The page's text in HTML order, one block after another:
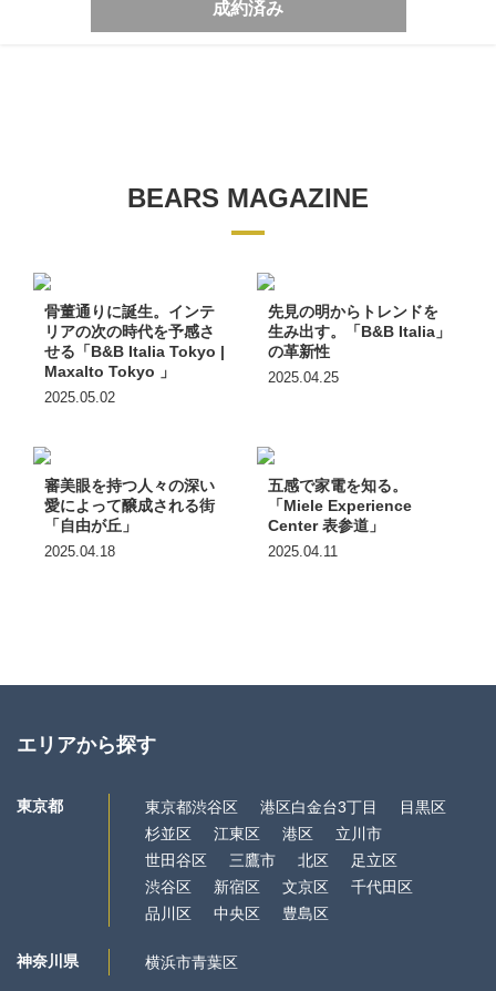
成約済み
BEARS MAGAZINE
骨董通りに誕生。インテ
リアの次の時代を予感さ
せる「B&B Italia Tokyo |
Maxalto Tokyo 」
2025.05.02
先見の明からトレンドを
生み出す。「B&B Italia」
の革新性
2025.04.25
審美眼を持つ人々の深い
愛によって醸成される街
「自由が丘」
2025.04.18
五感で家電を知る。
「Miele Experience
Center 表参道」
2025.04.11
エリアから探す
東京都 東京都渋谷区 港区白金台3丁目
目黒区
杉並区
江東区 港区
立川市
世田谷区
三鷹市 北区
足立区
渋谷区
新宿区 文京区
千代田区
品川区
中央区 豊島区
神奈川県 横浜市青葉区